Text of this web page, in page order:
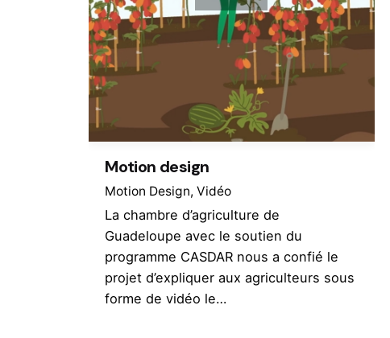
Motion design
Motion Design Vidéo
La chambre d’agriculture de
Guadeloupe avec le soutien du
programme CASDAR nous a confié le
projet d’expliquer aux agriculteurs sous
forme de vidéo le…